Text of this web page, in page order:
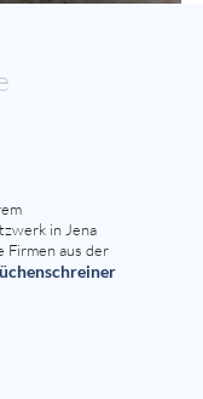
in Jena
Firmen aus der